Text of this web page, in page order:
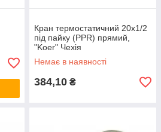
Кран термостатичний 20х1/2
під пайку (PPR) прямий,
"Koer" Чехія
Немає в наявності
384,10 ₴